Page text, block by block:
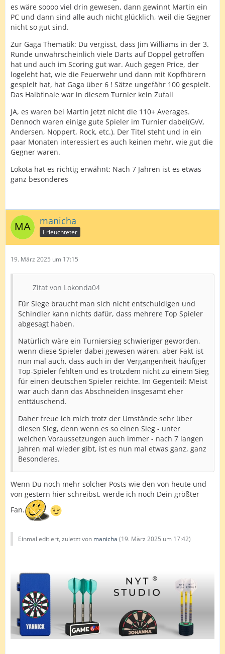
es wäre soooo viel drin gewesen, dann gewinnt Martin ein
PC und dann sind alle auch nicht glücklich, weil die Gegner
nicht so gut sind.
Zur Gaga Thematik: Du vergisst, dass Jim Williams in der 3.
Runde unwahrscheinlich viele Darts auf Doppel getroffen
hat und auch im Scoring gut war. Auch gegen Price, der
logeleht hat, wie die Feuerwehr und dann mit Kopfhörern
gespielt hat, hat Gaga über 6 ! Sätze ungefähr 100 gespielt.
Das Halbfinale war in diesem Turnier kein Zufall
JA, es waren bei Martin jetzt nicht die 110+ Averages.
Dennoch waren einige gute Spieler im Turnier dabei(GvV,
Andersen, Noppert, Rock, etc.). Der Titel steht und in ein
paar Monaten interessiert es auch keinen mehr, wie gut die
Gegner waren.
Lokota hat es richtig erwähnt: Nach 7 Jahren ist es etwas
ganz besonderes
manicha
Erleuchteter
19. März 2025 um 17:15
Zitat von Lokonda04
Für Siege braucht man sich nicht entschuldigen und
Schindler kann nichts dafür, dass mehrere Top Spieler
abgesagt haben.
Natürlich wäre ein Turniersieg schwieriger geworden,
wenn diese Spieler dabei gewesen wären, aber Fakt ist
nun mal auch, dass auch in der Vergangenheit häufiger
Top-Spieler fehlten und es trotzdem nicht zu einem Sieg
für einen deutschen Spieler reichte. Im Gegenteil: Meist
war auch dann das Abschneiden insgesamt eher
enttäuschend.
Daher freue ich mich trotz der Umstände sehr über
diesen Sieg, denn wenn es so einen Sieg - unter
welchen Voraussetzungen auch immer - nach 7 langen
Jahren mal wieder gibt, ist es nun mal etwas ganz, ganz
Besonderes.
Wenn Du noch mehr solcher Posts wie den von heute und
von gestern hier schreibst, werde ich noch Dein größter
Fan.
Einmal editiert, zuletzt von manicha (19. März 2025 um 17:42)